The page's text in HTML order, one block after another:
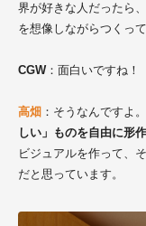
界が好きな人だったら
を想像しながらつくって
CGW：面白いですね！
高畑 ：そうなんですよ
しい」ものを自由に形
ビジュアルを作って、
だと思っています。